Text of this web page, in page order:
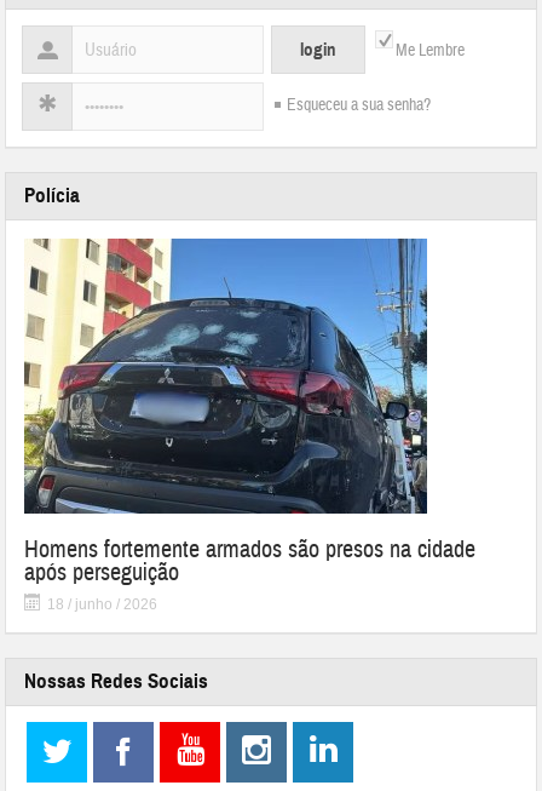
Me Lembre
Esqueceu a sua senha?
Polícia
Homens fortemente armados são presos na cidade
após perseguição
18 / junho / 2026
Nossas Redes Sociais